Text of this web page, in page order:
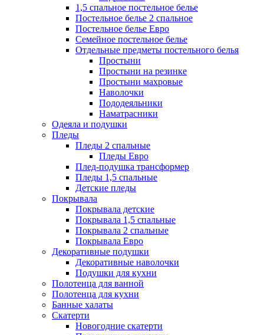
1,5 спальное постельное белье
Постельное белье 2 спальное
Постельное белье Евро
Семейное постельное белье
Отдельные предметы постельного белья
Простыни
Простыни на резинке
Простыни махровые
Наволочки
Пододеяльники
Наматрасники
Одеяла и подушки
Пледы
Пледы 2 спальные
Пледы Евро
Плед-подушка трансформер
Пледы 1,5 спальные
Детские пледы
Покрывала
Покрывала детские
Покрывала 1,5 спальные
Покрывала 2 спальные
Покрывала Евро
Декоративные подушки
Декоративные наволочки
Подушки для кухни
Полотенца для ванной
Полотенца для кухни
Банные халаты
Скатерти
Новогодние скатерти